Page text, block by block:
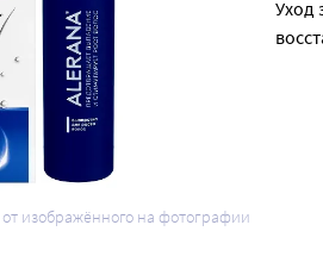
изображённого на фотографии
Уход